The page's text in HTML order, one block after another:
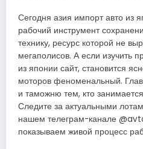
Сегодня азия импорт авто из
рабочий инструмент
технику, ресурс которой не
мегаполисов. А если изучить
из японии сайт, становится
моторов феноменальный.
и таможню тем, кто
Следите за актуальными
нашем телеграм-канале
показываем живой процесс